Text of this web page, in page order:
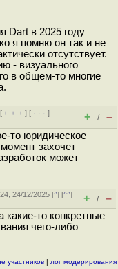
Dart в 2025 году
я помню он так и не
отсутствует.
- визуального
в общем-то многие
﹢﹢﹢] [ · · ·]
+ / –
то юридическое
захочет
может
24/12/2025 [^] [^^]
+ / –
то конкретные
чего-либо
участников | лог модерирования